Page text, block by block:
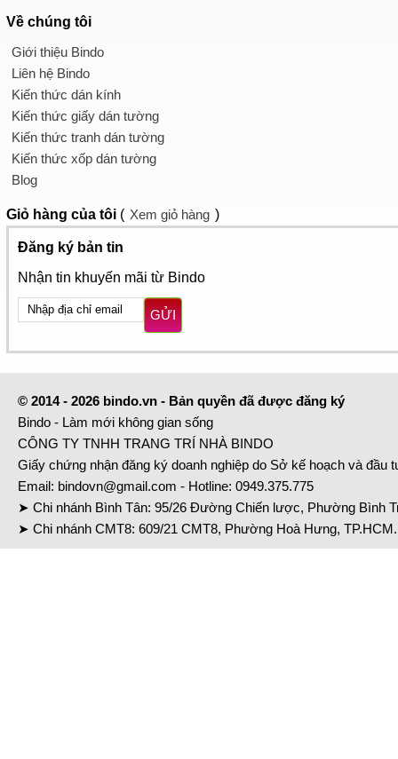
Về chúng tôi
Giới thiệu Bindo
Liên hệ Bindo
Kiến thức dán kính
Kiến thức giấy dán tường
Kiến thức tranh dán tường
Kiến thức xốp dán tường
Blog
Giỏ hàng của tôi ( Xem giỏ hàng )
Đăng ký bản tin
Nhận tin khuyến mãi từ Bindo
GỬI
© 2014 - 2026 bindo.vn - Bản quyền đã được đăng ký
Bindo - Làm mới không gian sống
CÔNG TY TNHH TRANG TRÍ NHÀ BINDO
Giấy chứng nhận đăng ký doanh nghiệp do Sở kế hoạch và đầu
Email: bindovn@gmail.com - Hotline: 0949.375.775
➤ Chi nhánh Bình Tân: 95/26 Đường Chiến lược, Phường Bình
➤ Chi nhánh CMT8: 609/21 CMT8, Phường Hoà Hưng,